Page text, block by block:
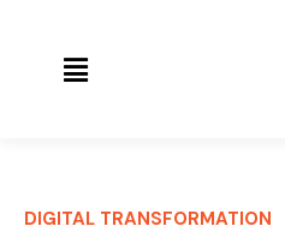
DIGITAL TRANSFORMATION